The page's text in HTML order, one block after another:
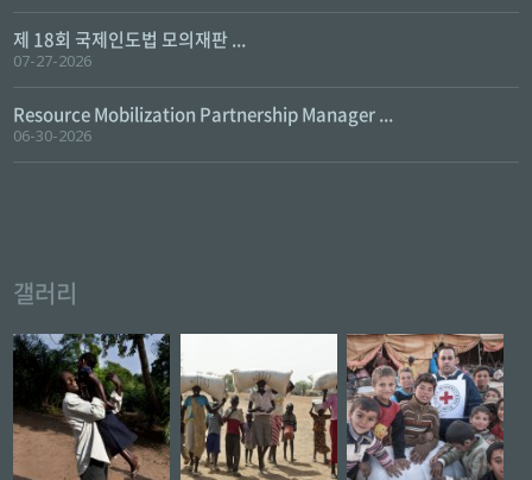
제 18회 국제인도법 모의재판 ...
07-27-2026
Resource Mobilization Partnership Manager ...
06-30-2026
갤러리